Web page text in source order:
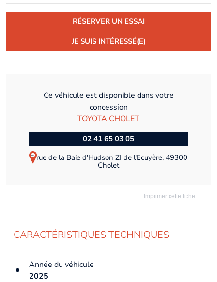
RÉSERVER UN ESSAI
JE SUIS INTÉRESSÉ(E)
Ce véhicule est disponible dans votre
concession
TOYOTA CHOLET
02 41 65 03 05
5 rue de la Baie d'Hudson ZI de l'Ecuyère, 49300
Cholet
Imprimer cette fiche
CARACTÉRISTIQUES TECHNIQUES
Année du véhicule
2025